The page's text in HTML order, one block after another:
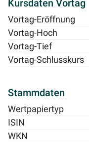
Kursdaten Vortag
Vortag-Eröffnung
Vortag-Hoch
Vortag-Tief
Vortag-Schlusskurs
Stammdaten
Wertpapiertyp
ISIN
WKN